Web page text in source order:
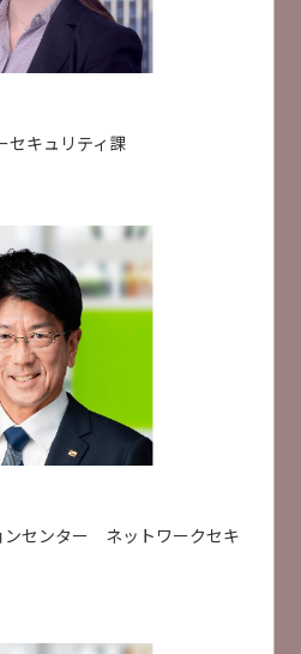
ておきたい情報漏洩リス
もリスク最小化を目指す
プローチ
式会社
キュリティを両立!!「ちょ
セキュリティ対策
インフラ整備
製造DX
事例紹介
2月19日
目をリセットする
セキュリティ課
ンセンター ネットワークセキ